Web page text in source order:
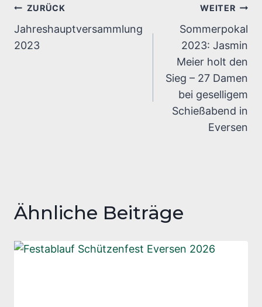
Beitragsnavigation
ZURÜCK
Jahreshauptversammlung
2023
WEITER
Sommerpokal
2023: Jasmin
Meier holt den
Sieg – 27 Damen
bei geselligem
Schießabend in
Eversen
Ähnliche Beiträge